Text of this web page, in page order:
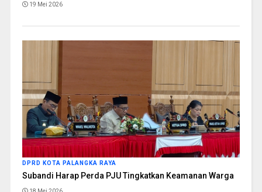
19 Mei 2026
DPRD KOTA PALANGKA RAYA
Subandi Harap Perda PJU Tingkatkan Keamanan Warga